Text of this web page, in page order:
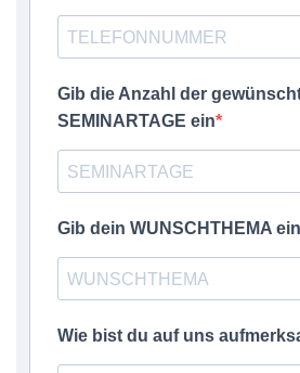
Gib die Anzahl der
SEMINARTAGE ein
Gib dein WUNSCHTHEMA ein
Wie bist du auf uns